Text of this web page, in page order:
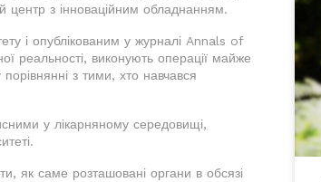
центр з інноваційним обладнанням.
і опублікованим у журналі Annals of
реальності, виконують операції майже
з тими, хто навчався
у лікарняному середовищі,
як саме розташовані органи в обсязі